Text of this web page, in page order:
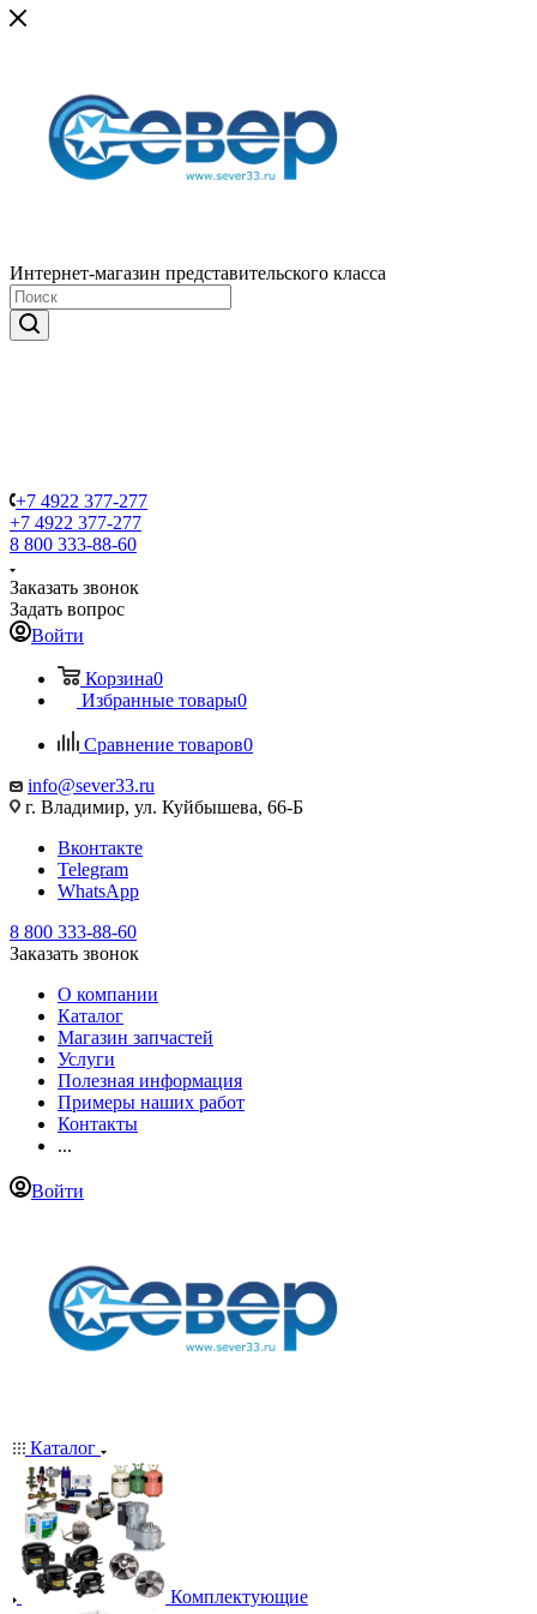
Интернет-магазин представительского класса
+7 4922 377-277
+7 4922 377-277
8 800 333-88-60
Заказать звонок
Задать вопрос
Войти
Корзина0
Избранные товары0
Сравнение товаров0
info@sever33.ru
г. Владимир, ул. Куйбышева, 66-Б
Вконтакте
Telegram
WhatsApp
8 800 333-88-60
Заказать звонок
О компании
Каталог
Магазин запчастей
Услуги
Полезная информация
Примеры наших работ
Контакты
...
Войти
Каталог
Комплектующие